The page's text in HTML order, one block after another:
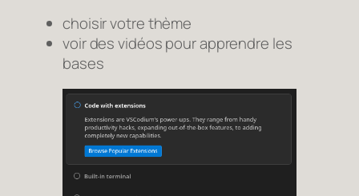
choisir votre thème
voir des vidéos pour apprendre les
bases